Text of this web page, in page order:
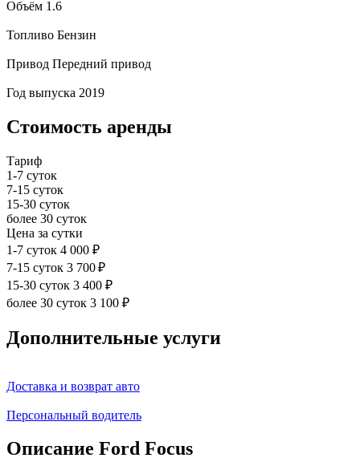
Объём 1.6
Топливо Бензин
Привод Передний привод
Год выпуска 2019
Стоимость аренды
Тариф
1-7 суток
7-15 суток
15-30 суток
более 30 суток
Цена за сутки
1-7 суток 4 000 ₽
7-15 суток 3 700 ₽
15-30 суток 3 400 ₽
более 30 суток 3 100 ₽
Дополнительные услуги
Доставка и возврат авто
Персональный водитель
Описание Ford Focus